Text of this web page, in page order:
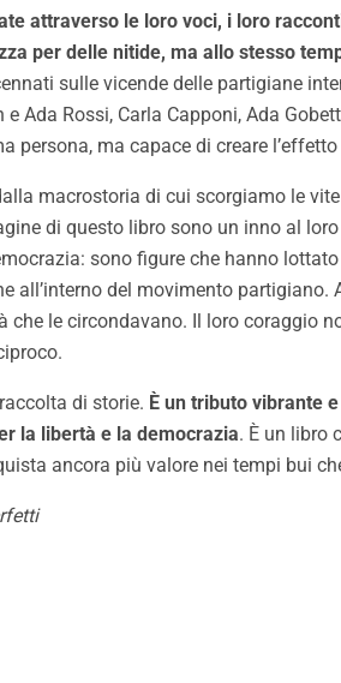
attraverso le loro voci, i loro
per delle nitide, ma allo stesso
sulle vicende delle partigiane
Ada Rossi, Carla Capponi, Ada
ma capace di creare
macrostoria di cui scorgiamo le
di questo libro sono un inno al
sono figure che hanno
all’interno del movimento
che le circondavano. Il loro
di storie. È un tributo vibrante
la libertà e la democrazia. È un libro
ancora più valore nei tempi bui